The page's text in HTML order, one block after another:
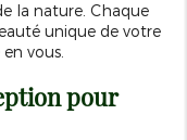
la nature. Chaque
unique de votre
vous.
pour